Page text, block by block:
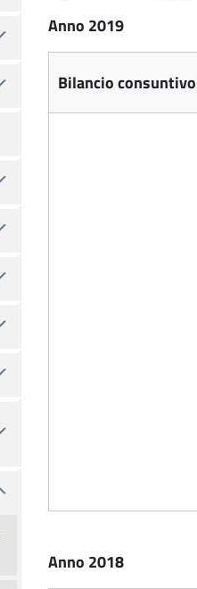
Anno 2019
Bilancio consuntivo
Anno 2018